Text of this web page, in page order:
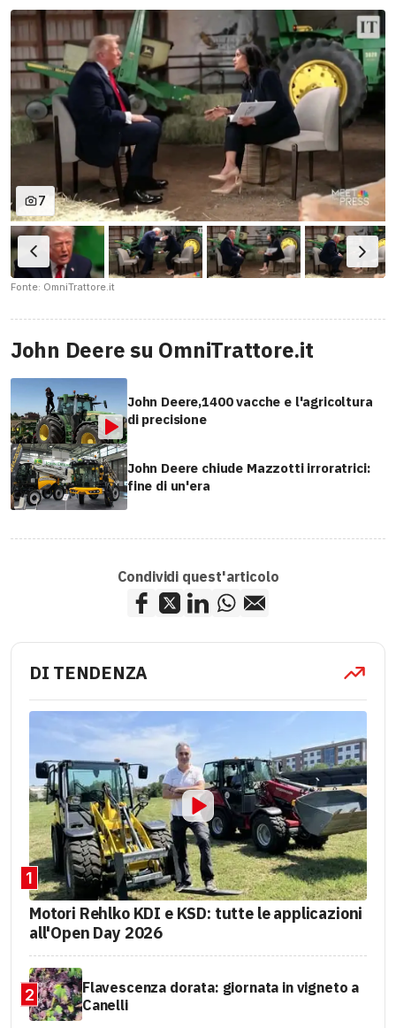
7
Fonte: OmniTrattore.it
John Deere su OmniTrattore.it
John Deere,1400 vacche e l'agricoltura
di precisione
John Deere chiude Mazzotti irroratrici:
fine di un'era
Condividi quest'articolo
DI TENDENZA
1
Motori Rehlko KDI e KSD: tutte le applicazioni
all'Open Day 2026
2
Flavescenza dorata: giornata in vigneto a
Canelli